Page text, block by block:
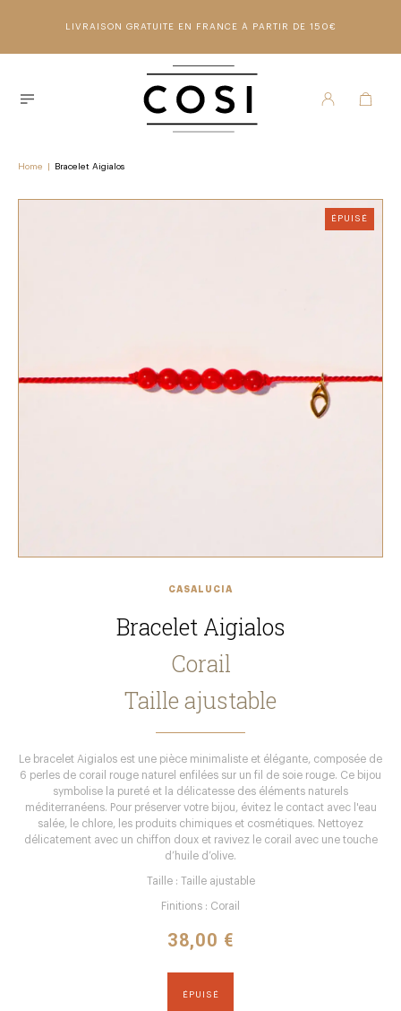
LIVRAISON GRATUITE EN FRANCE À PARTIR DE 150€
Home Bracelet Aigialos
ÉPUISÉ
CASALUCIA
Bracelet Aigialos
Corail
Taille ajustable
Le bracelet Aigialos est une pièce minimaliste et élégante, composée de
6 perles de corail rouge naturel enfilées sur un fil de soie rouge. Ce bijou
symbolise la pureté et la délicatesse des éléments naturels
méditerranéens. Pour préserver votre bijou, évitez le contact avec l'eau
salée, le chlore, les produits chimiques et cosmétiques. Nettoyez
délicatement avec un chiffon doux et ravivez le corail avec une touche
d’huile d’olive.
Taille : Taille ajustable
Finitions : Corail
38,00 €
ÉPUISÉ